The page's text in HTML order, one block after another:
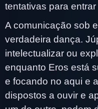
tentativas para
A comunicação sob
verdadeira dança.
intelectualizar ou
enquanto Eros está
e focando no aqui e
dispostos a ouvir e